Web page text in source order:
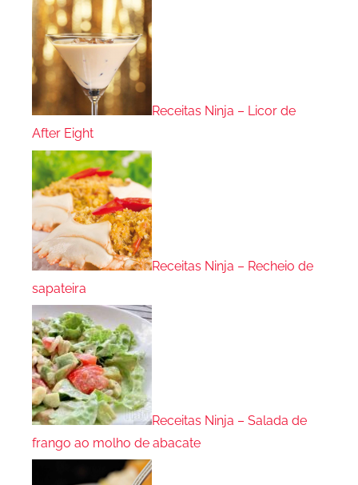
Receitas Ninja – Licor de
After Eight
Receitas Ninja – Recheio de
sapateira
Receitas Ninja – Salada de
frango ao molho de abacate